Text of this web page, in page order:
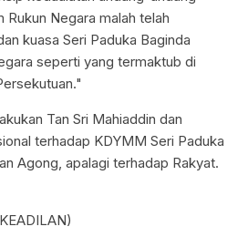
Rukun Negara malah telah
kuasa Seri Paduka Baginda
seperti yang termaktub di
Tan Sri Mahiaddin dan
terhadap KDYMM Seri Paduka
Agong, apalagi terhadap Rakyat.